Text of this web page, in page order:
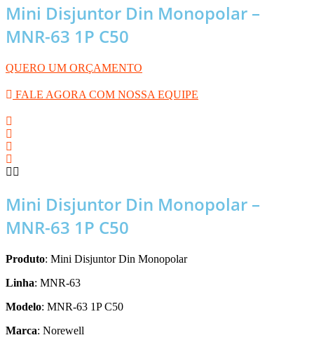
Mini Disjuntor Din Monopolar –
MNR-63 1P C50
QUERO UM ORÇAMENTO
FALE AGORA COM NOSSA EQUIPE
Mini Disjuntor Din Monopolar –
MNR-63 1P C50
Produto: Mini Disjuntor Din Monopolar
Linha: MNR-63
Modelo: MNR-63 1P C50
Marca: Norewell